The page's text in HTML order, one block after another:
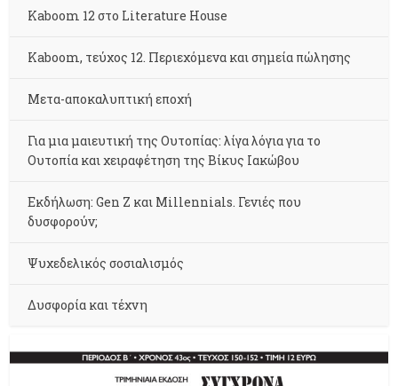
Kaboom 12 στο Literature House
Kaboom, τεύχος 12. Περιεχόμενα και σημεία πώλησης
Μετα-αποκαλυπτική εποχή
Για μια μαιευτική της Ουτοπίας: λίγα λόγια για το
Ουτοπία και χειραφέτηση της Βίκυς Ιακώβου
Εκδήλωση: Gen Z και Millennials. Γενιές που
δυσφορούν;
Ψυχεδελικός σοσιαλισμός
Δυσφορία και τέχνη